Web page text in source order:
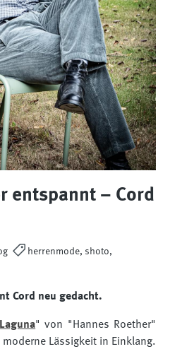
entspannt – Cord
herrenmode, shoto,
Cord neu gedacht.
" von "Hannes Roether"
Lässigkeit in Einklang.